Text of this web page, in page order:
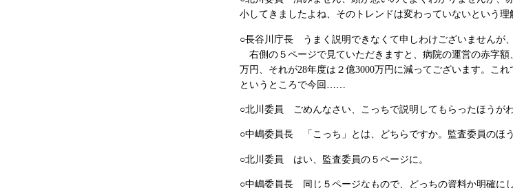
小してきましたよね、そのトレンドは変わっていないという理
○長谷川庁長 うまく説明できなくて申しわけございませんが
右側の５ページで見ていただきますと、病院の運営の赤字
万円、それが28年度は２億3000万円に減ってございます。こ
というところで今回……
○北川委員 ごめんなさい、こっちで説明してもらったほうが
○中嶋委員長 「こっち」とは、どちらですか。監査委員のほう
○北川委員 はい、監査委員の５ページに。
○中嶋委員長 同じ５ページなもので、どっちの資料か明確に